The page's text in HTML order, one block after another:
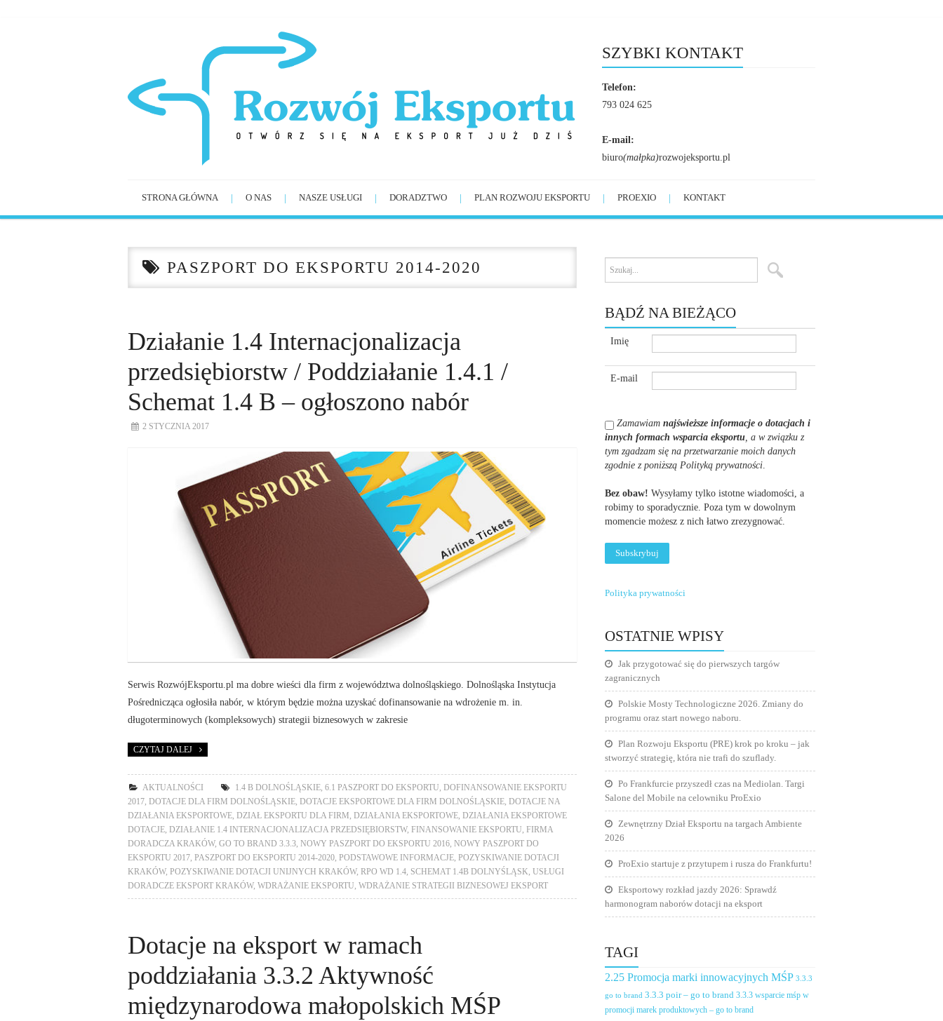
SZYBKI KONTAKT
Telefon:
793 024 625
E-mail:
biuro(małpka)rozwojeksportu.pl
STRONA GŁÓWNA O NAS NASZE USŁUGI DORADZTWO PLAN ROZWOJU EKSPORTU PROEXIO KONTAKT
PASZPORT DO EKSPORTU 2014-2020
Działanie 1.4 Internacjonalizacja
przedsiębiorstw / Poddziałanie 1.4.1 /
Schemat 1.4 B – ogłoszono nabór
2 STYCZNIA 2017
Serwis RozwójEksportu.pl ma dobre wieści dla firm z województwa dolnośląskiego. Dolnośląska Instytucja
Pośrednicząca ogłosiła nabór, w którym będzie można uzyskać dofinansowanie na wdrożenie m. in.
długoterminowych (kompleksowych) strategii biznesowych w zakresie
CZYTAJ DALEJ
AKTUALNOŚCI 1.4 B DOLNOŚLĄSKIE, 6.1 PASZPORT DO EKSPORTU
DOFINANSOWANIE EKSPORTU
2017
DOTACJE DLA FIRM DOLNOŚLĄSKIE DOTACJE EKSPORTOWE DLA FIRM DOLNOŚLĄSKIE
DOTACJE NA
DZIAŁANIA EKSPORTOWE
DZIAŁ EKSPORTU DLA FIRM DZIAŁANIA EKSPORTOWE
DZIAŁANIA EKSPORTOWE
DOTACJE
DZIAŁANIE 1.4 INTERNACJONALIZACJA PRZEDSIĘBIORSTW, FINANSOWANIE EKSPORTU
FIRMA
DORADCZA KRAKÓW, GO TO BRAND 3.3.3 NOWY PASZPORT DO EKSPORTU 2016
NOWY PASZPORT DO
EKSPORTU 2017
PASZPORT DO EKSPORTU 2014-2020 PODSTAWOWE INFORMACJE
POZYSKIWANIE DOTACJI
KRAKÓW, POZYSKIWANIE DOTACJI UNIJNYCH KRAKÓW, RPO WD 1.4 SCHEMAT 1.4B DOLNYŚLĄSK
USŁUGI
DORADCZE EKSPORT KRAKÓW, WDRAŻANIE EKSPORTU WDRAŻANIE STRATEGII BIZNESOWEJ EKSPORT
Dotacje na eksport w ramach
poddziałania 3.3.2 Aktywność
międzynarodowa małopolskich MŚP
BĄDŹ NA BIEŻĄCO
Imię
E-mail
Zamawiam najświeższe informacje o dotacjach i
innych formach wsparcia eksportu, a w związku z
tym zgadzam się na przetwarzanie moich danych
zgodnie z poniższą Polityką prywatności.
Bez obaw! Wysyłamy tylko istotne wiadomości, a
robimy to sporadycznie. Poza tym w dowolnym
momencie możesz z nich łatwo zrezygnować.
Polityka prywatności
OSTATNIE WPISY
Jak przygotować się do pierwszych targów
zagranicznych
Polskie Mosty Technologiczne 2026. Zmiany do
programu oraz start nowego naboru.
Plan Rozwoju Eksportu (PRE) krok po kroku – jak
stworzyć strategię, która nie trafi do szuflady.
Po Frankfurcie przyszedł czas na Mediolan. Targi
Salone del Mobile na celowniku ProExio
Zewnętrzny Dział Eksportu na targach Ambiente
2026
ProExio startuje z przytupem i rusza do Frankfurtu!
Eksportowy rozkład jazdy 2026: Sprawdź
harmonogram naborów dotacji na eksport
TAGI
2.25 Promocja marki innowacyjnych MŚP 3.3.3
go to brand 3.3.3 poir – go to brand 3.3.3 wsparcie mśp w
promocji marek produktowych – go to brand